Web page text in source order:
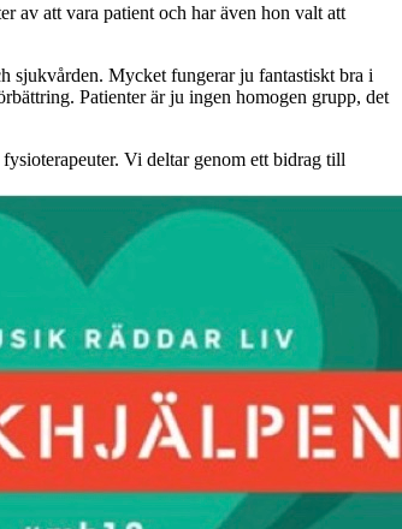
av att vara patient och har även hon valt att
sjukvården. Mycket fungerar ju fantastiskt bra i
Patienter är ju ingen homogen grupp, det
Vi deltar genom ett bidrag till